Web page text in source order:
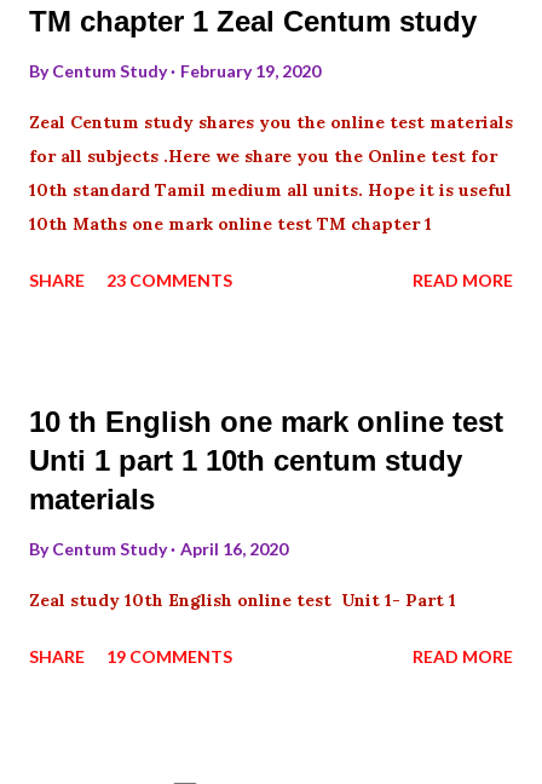
TM chapter 1 Zeal Centum study
ByCentum Study February 19, 2020
Zeal Centum study shares you the online test materials
for all subjects .Here we share you the Online test for
10th standard Tamil medium all units. Hope it is useful
10th Maths one mark online test TM chapter 1
SHARE 23 COMMENTS READ MORE
10 th English one mark online test
Unti 1 part 1 10th centum study
materials
ByCentum Study April 16, 2020
Zeal study 10th English online test Unit 1- Part 1
SHARE 19 COMMENTS READ MORE